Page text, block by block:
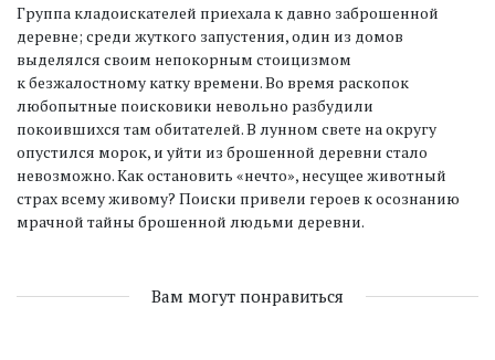
Группа кладоискателей приехала к давно заброшенной
деревне; среди жуткого запустения, один из домов
выделялся своим непокорным стоицизмом
к безжалостному катку времени. Во время раскопок
любопытные поисковики невольно разбудили
покоившихся там обитателей. В лунном свете на округу
опустился морок, и уйти из брошенной деревни стало
невозможно. Как остановить «нечто», несущее животный
страх всему живому? Поиски привели героев к осознанию
мрачной тайны брошенной людьми деревни.
Вам могут понравиться